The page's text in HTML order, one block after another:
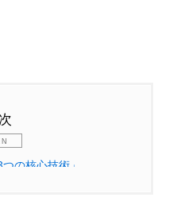
の核心技術」